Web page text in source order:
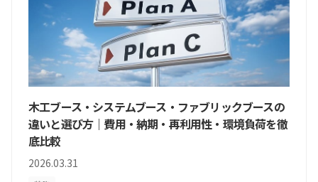
木工ブース・システムブース・ファブリックブースの
違いと選び方｜費用・納期・再利用性・環境負荷を徹
底比較
2026.03.31